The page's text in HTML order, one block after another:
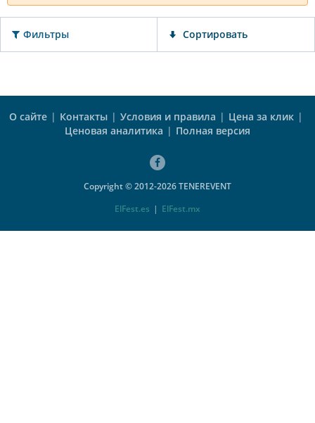
Фильтры Сортировать
О сайте | Контакты | Условия и правила | Цена за клик |
Ценовая аналитика | Полная версия
Copyright © 2012-2026 TENEREVENT
ElFest.es | ElFest.mx